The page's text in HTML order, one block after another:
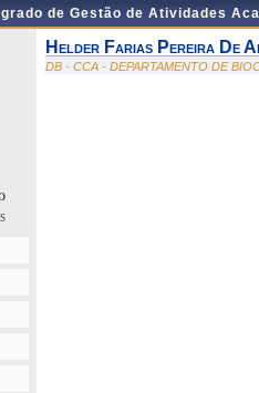
de Gestão de Atividades
Helder Farias Pereira De
DB - CCA - DEPARTAMENTO DE